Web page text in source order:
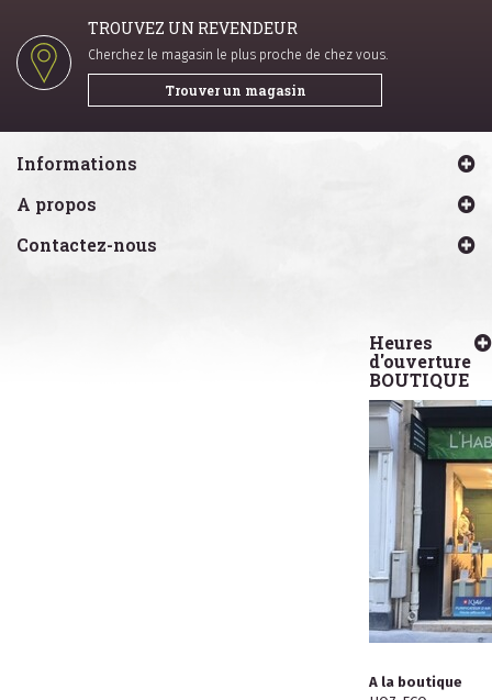
TROUVEZ UN REVENDEUR
Cherchez le magasin le plus proche de chez vous.
Trouver un magasin
Informations
A propos
Contactez-nous
Heures
d'ouverture
BOUTIQUE
A la boutique